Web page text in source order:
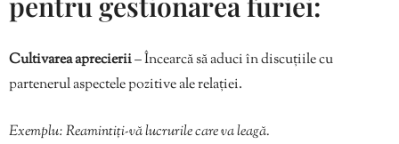
Cultivarea aprecierii– Încearcă să aduci în discuțiile cu
partenerul aspectele pozitive ale relației.
Exemplu: Reamintiți-vă lucrurile care va leagă.